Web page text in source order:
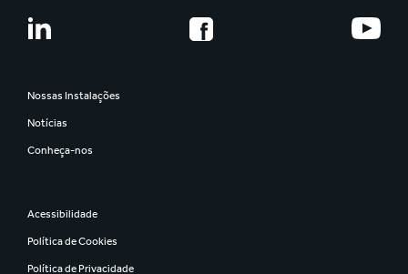
Nossas Instalações
Notícias
Conheça-nos
Acessibilidade
Política de Cookies
Política de Privacidade